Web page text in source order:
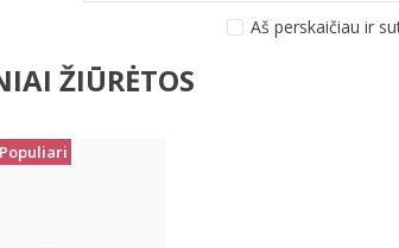
Aš perskaičiau ir
ŽIŪRĖTOS
Populiari